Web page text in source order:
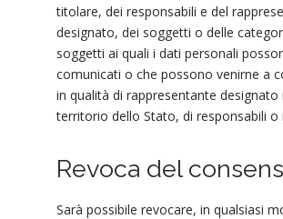
titolare, dei responsabili e del
designato, dei soggetti o delle
soggetti ai quali i dati personali
comunicati o che possono venirne a
in qualità di rappresentante designato
territorio dello Stato, di responsabili o
Revoca del
Sarà possibile revocare, in qualsiasi